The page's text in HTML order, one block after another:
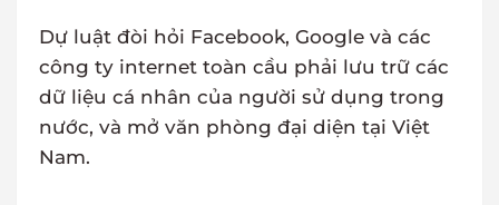
Dự luật đòi hỏi Facebook, Google và các
công ty internet toàn cầu phải lưu trữ các
dữ liệu cá nhân của người sử dụng trong
nước, và mở văn phòng đại diện tại Việt
Nam.